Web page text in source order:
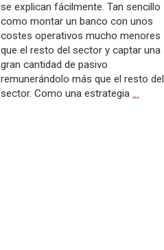
se explican fácilmente. Tan sencillo
como montar un banco con unos
costes operativos mucho menores
que el resto del sector y captar una
gran cantidad de pasivo
remunerándolo más que el resto del
sector. Como una estrategia…